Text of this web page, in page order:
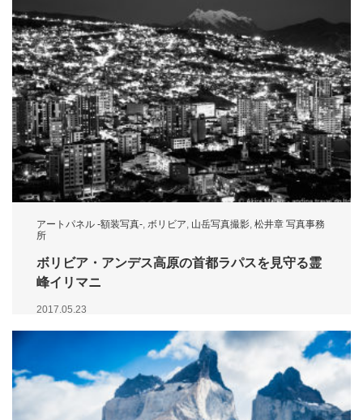
アートパネル -額装写真-, ボリビア, 山岳写真撮影, 松井章 写真事務
所
ボリビア・アンデス高原の首都ラパスを見守る霊
峰イリマニ
2017.05.23